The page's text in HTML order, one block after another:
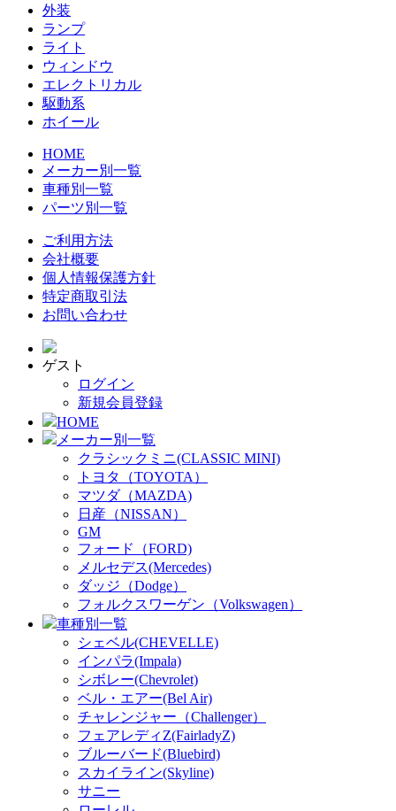
外装
ランプ
ライト
ウィンドウ
エレクトリカル
駆動系
ホイール
HOME
メーカー別一覧
車種別一覧
パーツ別一覧
ご利用方法
会社概要
個人情報保護方針
特定商取引法
お問い合わせ
ゲスト
ログイン
新規会員登録
HOME
メーカー別一覧
クラシックミニ(CLASSIC MINI)
トヨタ（TOYOTA）
マツダ（MAZDA)
日産（NISSAN）
GM
フォード（FORD)
メルセデス(Mercedes)
ダッジ（Dodge）
フォルクスワーゲン（Volkswagen）
車種別一覧
シェベル(CHEVELLE)
インパラ(Impala)
シボレー(Chevrolet)
ベル・エアー(Bel Air)
チャレンジャー（Challenger）
フェアレディZ(FairladyZ)
ブルーバード(Bluebird)
スカイライン(Skyline)
サニー